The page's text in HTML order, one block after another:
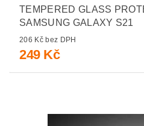
TEMPERED GLASS
SAMSUNG GALAXY S21
206 Kč bez DPH
249 Kč